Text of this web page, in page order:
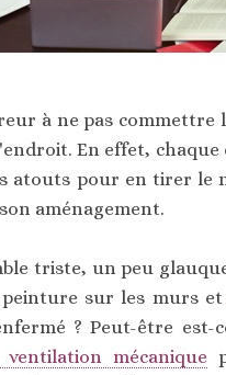
à ne pas
En effet,
atouts pour en tirer le
aménagement.
triste, un peu
peinture sur les murs
? Peut-être
ventilation mécanique